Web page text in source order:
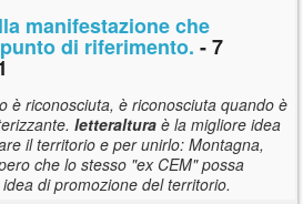
manifestazione che
di riferimento. - 7
è riconosciuta, è riconosciuta quando è
letteraltura è la migliore idea
il territorio e per unirlo: Montagna,
che lo stesso "ex CEM" possa
di promozione del territorio.